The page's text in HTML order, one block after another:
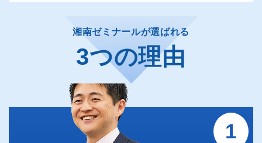
湘南ゼミナールが選ばれる
3つの理由
1